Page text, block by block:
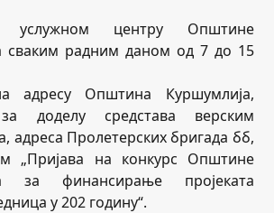
центру Општине
сваким радним даном од 7 до 15
адресу Општина Куршумлија,
доделу средстава верским
адреса Пролетерских бригада бб,
„Пријава на конкурс Општине
за финансирање пројеката
у 202 годину“.